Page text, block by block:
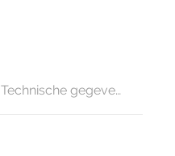
Technische gegevens